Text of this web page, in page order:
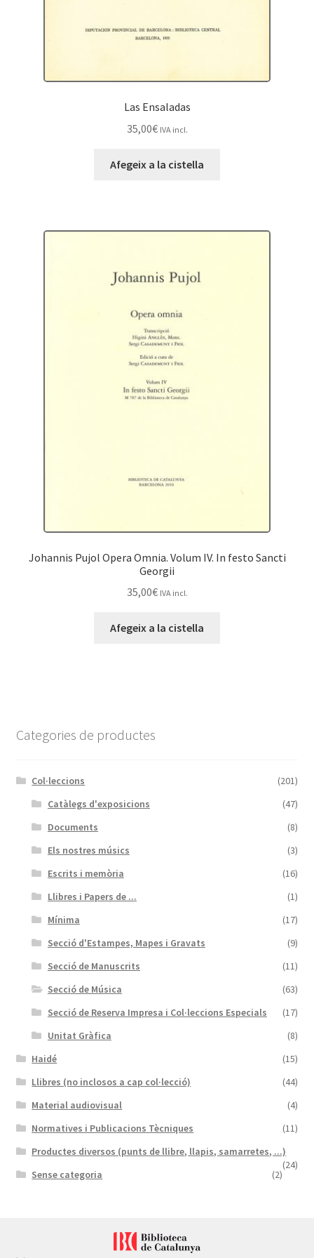
Las Ensaladas
35,00€ IVA incl.
Afegeix a la cistella
Johannis Pujol Opera Omnia. Volum IV. In festo Sancti
Georgii
35,00€ IVA incl.
Afegeix a la cistella
Categories de productes
Col·leccions
(201)
Catàlegs d'exposicions
(47)
Documents
(8)
Els nostres músics
(3)
Escrits i memòria
(16)
Llibres i Papers de ...
(1)
Mínima
(17)
Secció d'Estampes, Mapes i Gravats
(9)
Secció de Manuscrits
(11)
Secció de Música
(63)
Secció de Reserva Impresa i Col·leccions Especials
(17)
Unitat Gràfica
(8)
Haidé
(15)
Llibres (no inclosos a cap col·lecció)
(44)
Material audiovisual
(4)
Normatives i Publicacions Tècniques
(11)
Productes diversos (punts de llibre, llapis, samarretes, ...)
(24)
Sense categoria (2)